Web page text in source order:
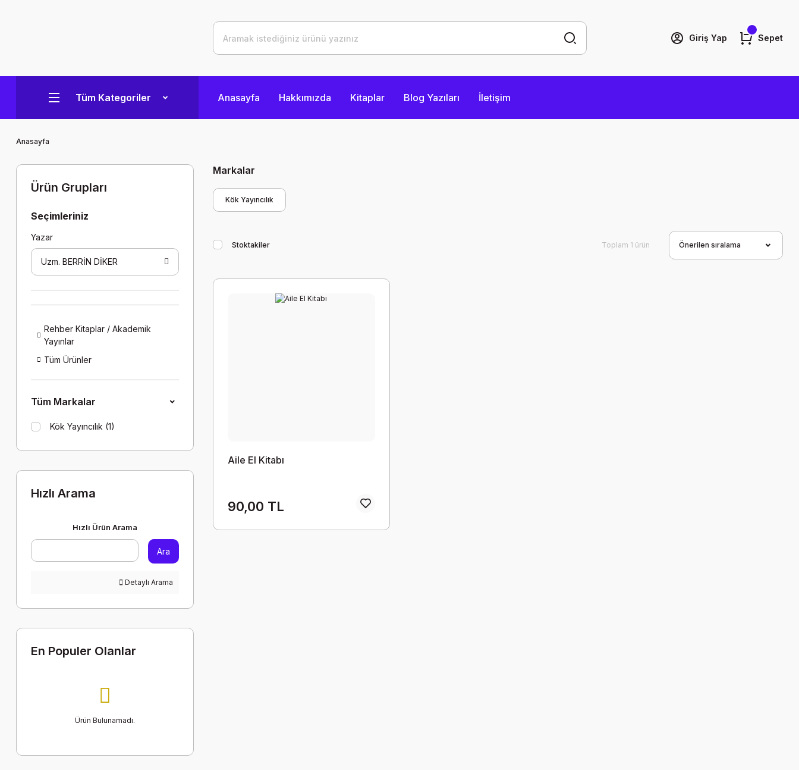
Giriş Yap Sepet
Tüm Kategoriler Anasayfa Hakkımızda Kitaplar Blog Yazıları İletişim
Anasayfa
Ürün Grupları
Seçimleriniz
Yazar
Uzm. BERRİN DİKER
Rehber Kitaplar / Akademik
Yayınlar
Tüm Ürünler
Tüm Markalar
Kök Yayıncılık (1)
Hızlı Arama
Hızlı Ürün Arama
Ara
Detaylı Arama
En Populer Olanlar
Ürün Bulunamadı.
Markalar
Kök Yayıncılık
Stoktakiler Toplam 1 ürün
Aile El Kitabı
90,00 TL